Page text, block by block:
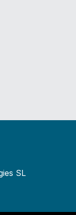
SL